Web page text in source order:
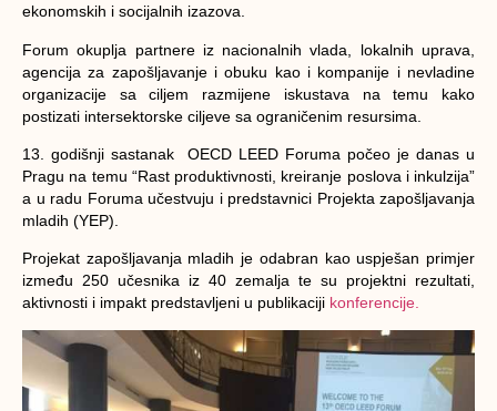
ekonomskih i socijalnih izazova.
Forum okuplja partnere iz nacionalnih vlada, lokalnih uprava,
agencija za zapošljavanje i obuku kao i kompanije i nevladine
organizacije sa ciljem razmijene iskustava na temu kako
postizati intersektorske ciljeve sa ograničenim resursima.
13. godišnji sastanak OECD LEED Foruma počeo je danas u
Pragu na temu “Rast produktivnosti, kreiranje poslova i inkulzija”
a u radu Foruma učestvuju i predstavnici Projekta zapošljavanja
mladih (YEP).
Projekat zapošljavanja mladih je odabran kao uspješan primjer
između 250 učesnika iz 40 zemalja te su projektni rezultati,
aktivnosti i impakt predstavljeni u publikaciji konferencije.